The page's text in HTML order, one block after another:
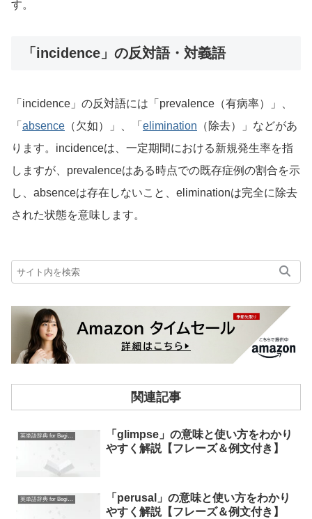
す。
「incidence」の反対語・対義語
「incidence」の反対語には「prevalence（有病率）」、
「 absence （欠如）」、「 elimination （除去）」などがあ
ります。incidenceは、一定期間における新規発生率を指
しますが、prevalenceはある時点での既存症例の割合を示
し、absenceは存在しないこと、eliminationは完全に除去
された状態を意味します。
関連記事
英単語辞典 for Beginners
「glimpse」の意味と使い方をわかり
やすく解説【フレーズ＆例文付き】
英単語辞典 for Beginners
「perusal」の意味と使い方をわかり
やすく解説【フレーズ＆例文付き】